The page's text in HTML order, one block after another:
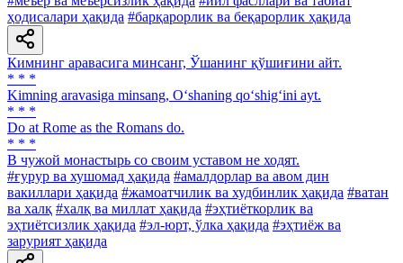
ҳодисалари ҳақида #барқарорлик ва беқарорлик ҳақида
Кимнинг аравасига минсанг, Ўшанинг қўшиғини айт.
* * *
Kimning aravasiga minsang, O‘shaning qo‘shig‘ini ayt.
* * *
Do at Rome as the Romans do.
* * *
В чужой монастырь со своим уставом не ходят.
#ғурур ва хушомад ҳақида #амалдорлар ва авом дин
вакиллари ҳақида #жамоатчилик ва худбинлик ҳақида #ватан
ва халқ #халқ ва миллат ҳақида #эҳтиёткорлик ва
эҳтиётсизлик ҳақида #эл-юрт, ўлка ҳақида #эҳтиёж ва
зарурият ҳақида